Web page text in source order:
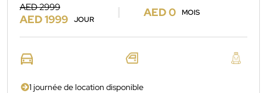
AED 2999
AED 1999 JOUR
AED 0 MOIS
1 journée de location disponible